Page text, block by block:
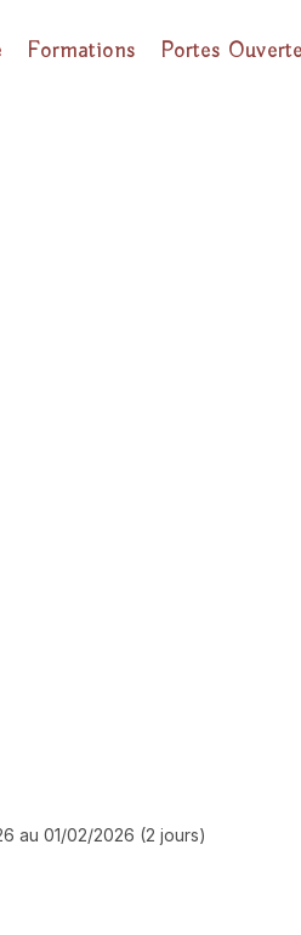
Formations Portes
au 01/02/2026 (2 jours)